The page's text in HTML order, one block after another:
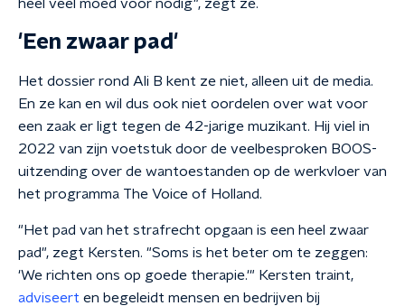
heel veel moed voor nodig", zegt ze.
'Een zwaar pad'
Het dossier rond Ali B kent ze niet, alleen uit de media.
En ze kan en wil dus ook niet oordelen over wat voor
een zaak er ligt tegen de 42-jarige muzikant. Hij viel in
2022 van zijn voetstuk door de veelbesproken BOOS-
uitzending over de wantoestanden op de werkvloer van
het programma The Voice of Holland.
"Het pad van het strafrecht opgaan is een heel zwaar
pad", zegt Kersten. "Soms is het beter om te zeggen:
'We richten ons op goede therapie.'" Kersten traint,
adviseert en begeleidt mensen en bedrijven bij